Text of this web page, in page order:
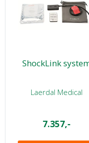
ShockLink
Laerdal Medical
7.357,-